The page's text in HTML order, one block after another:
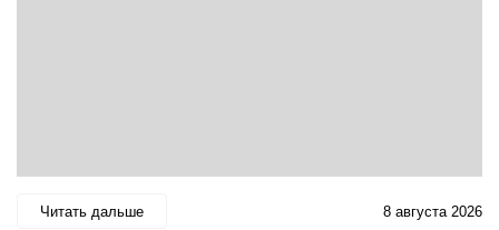
Читать дальше 8 августа 2026